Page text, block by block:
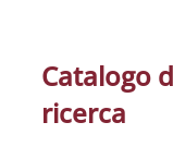
Catalogo
ricerca